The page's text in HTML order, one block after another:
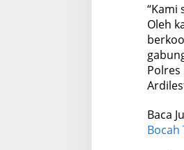
“Kami
Oleh
Polres
Baca
Bocah